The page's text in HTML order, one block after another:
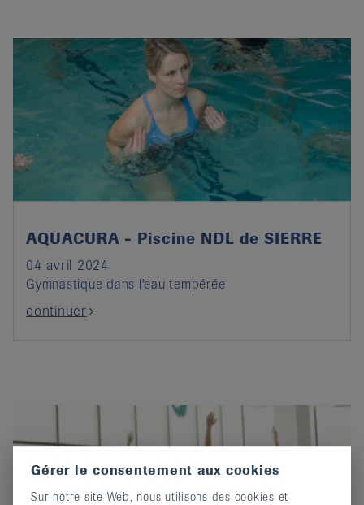
AQUACURA - Piscine NDL de SIERRE
04 avril 2024
Gymnastique dans l'eau tempérée
continuer
Gérer le consentement aux cookies
Sur notre site Web, nous utilisons des cookies et